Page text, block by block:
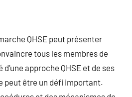
QHSE peut présenter
tous les membres de
d’une approche QHSE et de ses
peut être un défi important.